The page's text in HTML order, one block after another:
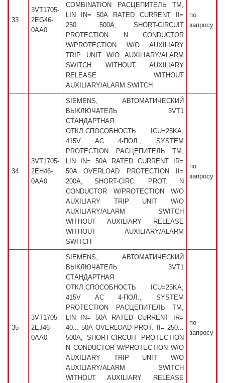
33
3VT1705-
2EG46-
0AA0
COMBINATION РАСЦЕПИТЕЛЬ TM,
LIN IN= 50A RATED CURRENT II=
250... 500A, SHORT-CIRCUIT
PROTECTION N CONDUCTOR
W/PROTECTION W/O AUXILIARY
TRIP UNIT W/O AUXILIARY/ALARM
SWITCH WITHOUT AUXILIARY
RELEASE WITHOUT
AUXILIARY/ALARM SWITCH
по
запросу
34
3VT1705-
2EH46-
0AA0
SIEMENS, АВТОМАТИЧЕСКИЙ
ВЫКЛЮЧАТЕЛЬ 3VT1
СТАНДАРТНАЯ
ОТКЛ.СПОСОБНОСТЬ ICU=25KA,
415V AC 4-ПОЛ., SYSTEM
PROTECTION РАСЦЕПИТЕЛЬ TM,
LIN IN= 50A RATED CURRENT IR=
50A OVERLOAD PROTECTION II=
200A, SHORT-CIRC. PROT. N
CONDUCTOR W/PROTECTION W/O
AUXILIARY TRIP UNIT W/O
AUXILIARY/ALARM SWITCH
WITHOUT AUXILIARY RELEASE
WITHOUT AUXILIARY/ALARM
SWITCH
по
запросу
35
3VT1705-
2EJ46-
0AA0
SIEMENS, АВТОМАТИЧЕСКИЙ
ВЫКЛЮЧАТЕЛЬ 3VT1
СТАНДАРТНАЯ
ОТКЛ.СПОСОБНОСТЬ ICU=25KA,
415V AC 4-ПОЛ., SYSTEM
PROTECTION РАСЦЕПИТЕЛЬ TM,
LIN IN= 50A RATED CURRENT IR=
40... 50A OVERLOAD PROT. II= 250...
500A, SHORT-CIRCUIT PROTECTION
N CONDUCTOR W/PROTECTION W/O
AUXILIARY TRIP UNIT W/O
AUXILIARY/ALARM SWITCH
WITHOUT AUXILIARY RELEASE
по
запросу